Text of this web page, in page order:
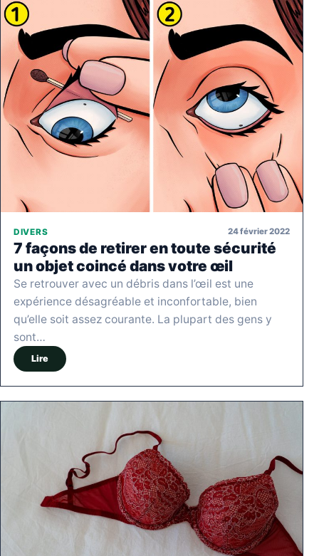
DIVERS 24 février 2022
7 façons de retirer en toute sécurité
un objet coincé dans votre œil
Se retrouver avec un débris dans l’œil est une
expérience désagréable et inconfortable, bien
qu’elle soit assez courante. La plupart des gens y
sont…
Lire